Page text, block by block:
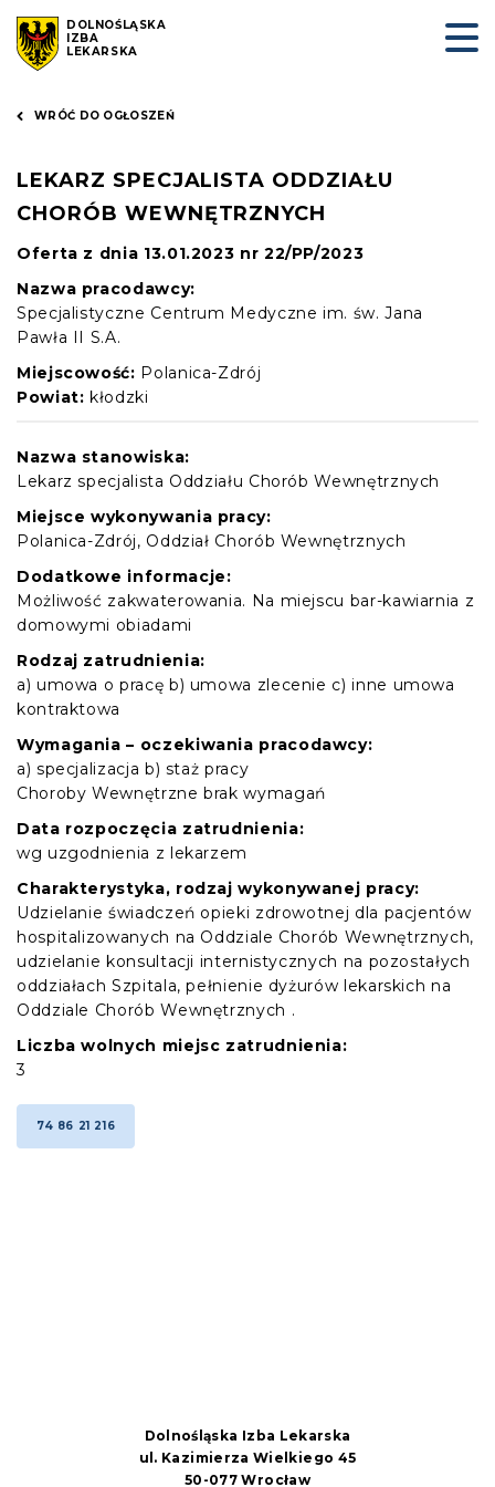
DOLNOŚLĄSKA
IZBA
LEKARSKA
WRÓĆ DO OGŁOSZEŃ
LEKARZ SPECJALISTA ODDZIAŁU
CHORÓB WEWNĘTRZNYCH
Oferta z dnia 13.01.2023 nr 22/PP/2023
Nazwa pracodawcy:
Specjalistyczne Centrum Medyczne im. św. Jana
Pawła II S.A.
Miejscowość: Polanica-Zdrój
Powiat: kłodzki
Nazwa stanowiska:
Lekarz specjalista Oddziału Chorób Wewnętrznych
Miejsce wykonywania pracy:
Polanica-Zdrój, Oddział Chorób Wewnętrznych
Dodatkowe informacje:
Możliwość zakwaterowania. Na miejscu bar-kawiarnia z
domowymi obiadami
Rodzaj zatrudnienia:
a) umowa o pracę b) umowa zlecenie c) inne umowa
kontraktowa
Wymagania – oczekiwania pracodawcy:
a) specjalizacja b) staż pracy
Choroby Wewnętrzne brak wymagań
Data rozpoczęcia zatrudnienia:
wg uzgodnienia z lekarzem
Charakterystyka, rodzaj wykonywanej pracy:
Udzielanie świadczeń opieki zdrowotnej dla pacjentów
hospitalizowanych na Oddziale Chorób Wewnętrznych,
udzielanie konsultacji internistycznych na pozostałych
oddziałach Szpitala, pełnienie dyżurów lekarskich na
Oddziale Chorób Wewnętrznych .
Liczba wolnych miejsc zatrudnienia:
3
74 86 21 216
Dolnośląska Izba Lekarska
ul. Kazimierza Wielkiego 45
50-077 Wrocław